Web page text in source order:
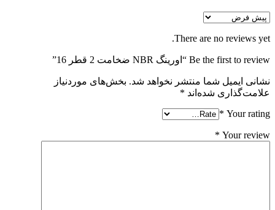
There are no reviews yet.
Be the first to review “اورینگ NBR ضخامت 2 قطر 16”
نشانی ایمیل شما منتشر نخواهد شد. بخش‌های موردنیاز
علامت‌گذاری شده‌اند *
Your rating
*
Your review
*